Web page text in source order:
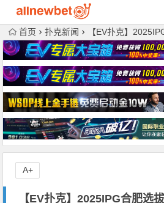
首页 扑克新闻 【EV扑克】2025IPG合肥选拔赛 | 大赛启幕
【EV扑克】2025IPG合肥选
A+